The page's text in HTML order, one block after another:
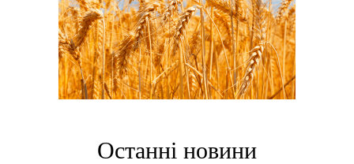
Останні новини